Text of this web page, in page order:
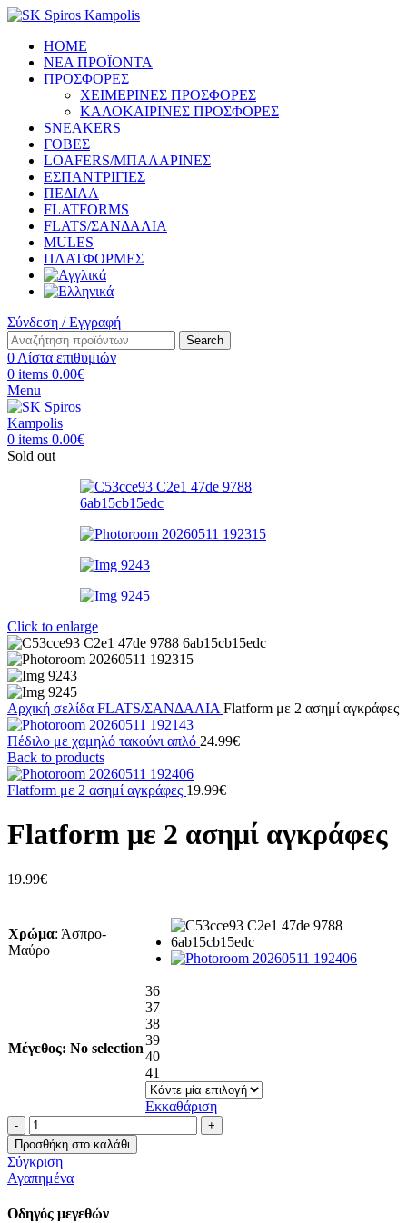
HOME
ΝΕΑ ΠΡΟΪΟΝΤΑ
ΠΡΟΣΦΟΡΕΣ
ΧΕΙΜΕΡΙΝΕΣ ΠΡΟΣΦΟΡΕΣ
ΚΑΛΟΚΑΙΡΙΝΕΣ ΠΡΟΣΦΟΡΕΣ
SNEAKERS
ΓΟΒΕΣ
LOAFERS/ΜΠΑΛΑΡΙΝΕΣ
ΕΣΠΑΝΤΡΙΓΙΕΣ
ΠΕΔΙΛΑ
FLATFORMS
FLATS/ΣΑΝΔΑΛΙΑ
MULES
ΠΛΑΤΦΟΡΜΕΣ
Σύνδεση / Εγγραφή
Search
0 Λίστα επιθυμιών
0 items 0.00€
Menu
0 items 0.00€
Sold out
Click to enlarge
Αρχική σελίδα FLATS/ΣΑΝΔΑΛΙΑ Flatform με 2 ασημί αγκράφες
Πέδιλο με χαμηλό τακούνι απλό 24.99€
Back to products
Flatform με 2 ασημί αγκράφες 19.99€
Flatform με 2 ασημί αγκράφες
19.99€
Χρώμα: Άσπρο-
Μαύρο
Μέγεθος: No selection
36
37
38
39
40
41
Εκκαθάριση
Flatform
με
2
ασημί
αγκράφες
ποσότητα
Προσθήκη στο καλάθι
Σύγκριση
Αγαπημένα
Οδηγός μεγεθών